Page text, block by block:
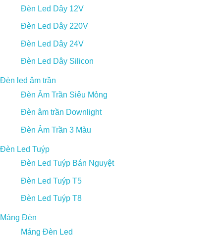
Đèn Led Dây 12V
Đèn Led Dây 220V
Đèn Led Dây 24V
Đèn Led Dây Silicon
Đèn led âm trần
Đèn Âm Trần Siêu Mỏng
Đèn âm trần Downlight
Đèn Âm Trần 3 Màu
Đèn Led Tuýp
Đèn Led Tuýp Bán Nguyệt
Đèn Led Tuýp T5
Đèn Led Tuýp T8
Máng Đèn
Máng Đèn Led